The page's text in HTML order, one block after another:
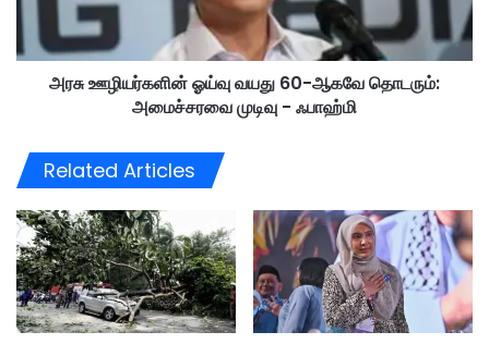
indonesia Nearly Prabowo
president Sanskrit traces
ப
வ
லை
வீ
ச்
சு
ளி
வ
து
6
0
-
ஆ
க
அரசு ஊழியர்களின் ஓய்வு வயது 60-ஆகவே தொடரும்:
அமைச்சரவை முடிவு - ஃபாஹ்மி
Related Articles